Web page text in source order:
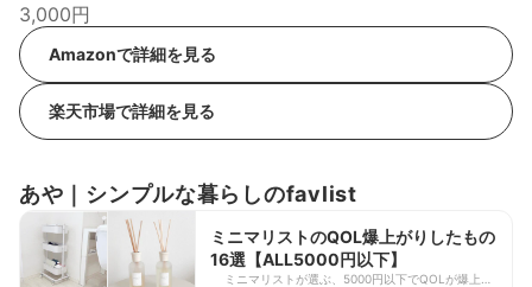
3,000円
Amazonで詳細を見る
楽天市場で詳細を見る
あや｜シンプルな暮らしのfavlist
ミニマリストのQOL爆上がりしたもの
16選【ALL5000円以下】
ミニマリストが選ぶ、5000円以下でQOLが爆上が